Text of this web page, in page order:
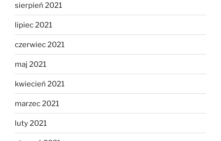
sierpień 2021
lipiec 2021
czerwiec 2021
maj 2021
kwiecień 2021
marzec 2021
luty 2021